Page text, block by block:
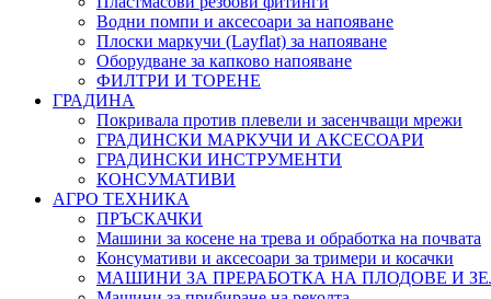
Водни помпи и аксесоари за напояване
Плоски маркучи (Layflat) за напояване
Оборудване за капково напояване
ФИЛТРИ И ТОРЕНЕ
ГРАДИНА
Покривала против плевели и засенчващи мрежи
ГРАДИНСКИ МАРКУЧИ И АКСЕСОАРИ
ГРАДИНСКИ ИНСТРУМЕНТИ
КОНСУМАТИВИ
АГРО ТЕХНИКА
ПРЪСКАЧКИ
Машини за косене на трева и обработка на почвата
Консумативи и аксесоари за тримери и косачки
МАШИНИ ЗА ПРЕРАБОТКА НА ПЛОДОВЕ И